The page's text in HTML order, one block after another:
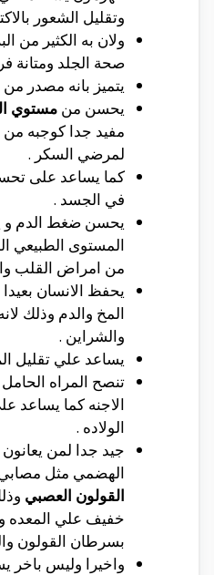
وتقليل الشعور
ولان به الكثير من
صحة الجلد ومتانة
يتميز بانه مصدر
يحسن من مستوي
مفيد جدا كوجبه من
لمرضي السكر .
كما يساعد على
في الجسد .
يحسن ضغط الدم و
المستوى الطبيعي
من امراض القلب
يحفظ الانسان
المخ والدم وذلك
والشراين .
يساعد علي تقليل
تنصح المراه الحامل
الاجنه كما يساعد
الولاده .
جيد جدا لمن
الهضمي مثل
القولون العصبي
خفيف علي المعده
بسرطان القولون
واخيرا وليس باخر